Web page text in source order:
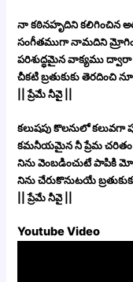
నా కఠినహృదిని కలిగించిన
సంగీతముగా నామదిని
పరిశుద్ధమైన వాక్యము
చీకటి బ్రతుకుకు తెరదించి
|| ప్రేమే నీవై ||
కలుషపు కొలనులో
కమనీయమైన నీ ప్రేమ చరితం
నిను వెంబడించుటే పాపికి
నిను చేరుకొనుటయే
|| ప్రేమే నీవై ||
Youtube Video